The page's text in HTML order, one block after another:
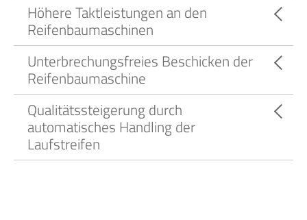
Höhere Taktleistungen an den
Reifenbaumaschinen
Unterbrechungsfreies Beschicken der
Reifenbaumaschine
Qualitätssteigerung durch
automatisches Handling der
Laufstreifen